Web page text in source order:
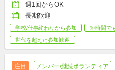
週1回からOK
長期歓迎
学校/仕事終わりから参加 短時間で
世代を超えた参加歓迎
注目 メンバー/継続ボランティア